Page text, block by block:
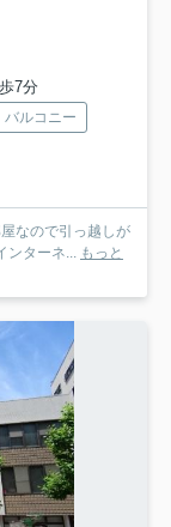
7分
バルコニー
なので引っ越しが
ンターネ... もっと